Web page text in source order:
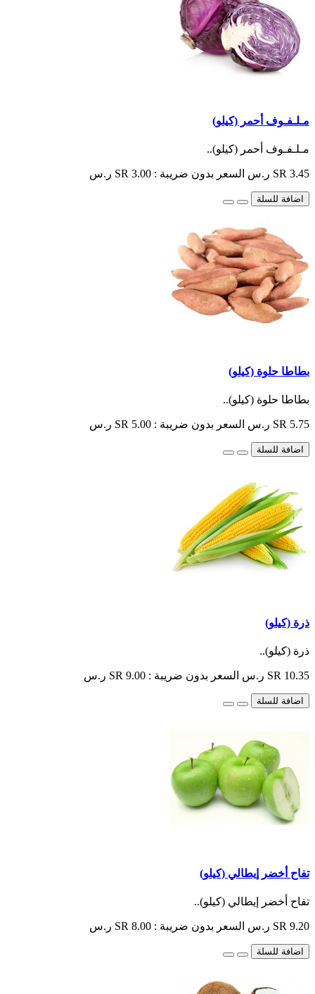
مـلـفـوف أحمر (كيلو)
مـلـفـوف أحمر (كيلو)..
SR 3.45 ر.س السعر بدون ضريبة : SR 3.00 ر.س
اضافة للسلة
بطاطا حلوة (كيلو)
بطاطا حلوة (كيلو)..
SR 5.75 ر.س السعر بدون ضريبة : SR 5.00 ر.س
اضافة للسلة
ذرة (كيلو)
ذرة (كيلو)..
SR 10.35 ر.س السعر بدون ضريبة : SR 9.00 ر.س
اضافة للسلة
تفاح أخضر إيطالي (كيلو)
تفاح أخضر إيطالي (كيلو)..
SR 9.20 ر.س السعر بدون ضريبة : SR 8.00 ر.س
اضافة للسلة